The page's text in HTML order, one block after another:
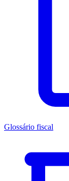
Glossário fiscal